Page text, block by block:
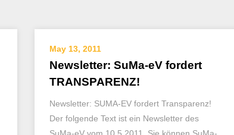
May 13, 2011
Newsletter: SuMa-eV fordert
TRANSPARENZ!
Newsletter: SUMA-EV fordert Transparenz!
Der folgende Text ist ein Newsletter des